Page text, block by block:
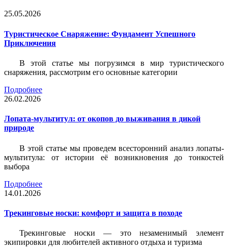
25.05.2026
Туристическое Снаряжение: Фундамент Успешного
Приключения
В этой статье мы погрузимся в мир туристического
снаряжения, рассмотрим его основные категории
Подробнее
26.02.2026
Лопата-мультитул: от окопов до выживания в дикой
природе
В этой статье мы проведем всесторонний анализ лопаты-
мультитула: от истории её возникновения до тонкостей
выбора
Подробнее
14.01.2026
Трекинговые носки: комфорт и защита в походе
Трекинговые носки — это незаменимый элемент
экипировки для любителей активного отдыха и туризма